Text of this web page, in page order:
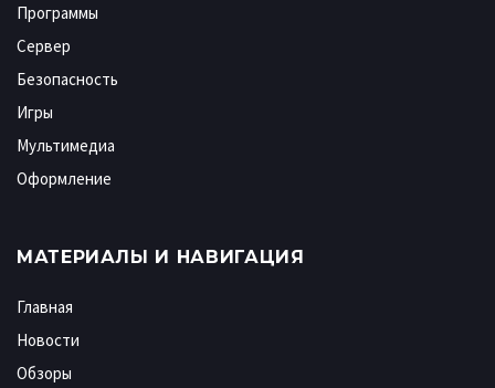
Программы
Сервер
Безопасность
Игры
Мультимедиа
Оформление
МАТЕРИАЛЫ И НАВИГАЦИЯ
Главная
Новости
Обзоры